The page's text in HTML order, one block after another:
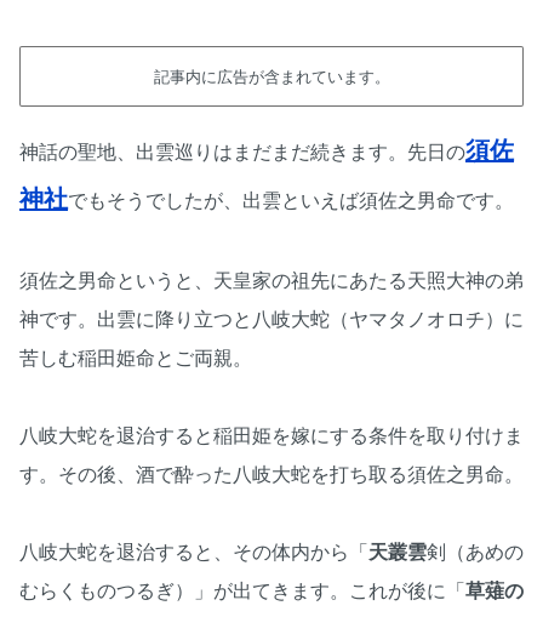
記事内に広告が含まれています。
神話の聖地、出雲巡りはまだまだ続きます。先日の須佐
神社でもそうでしたが、出雲といえば須佐之男命です。
須佐之男命というと、天皇家の祖先にあたる天照大神の弟
神です。出雲に降り立つと八岐大蛇（ヤマタノオロチ）に
苦しむ稲田姫命とご両親。
八岐大蛇を退治すると稲田姫を嫁にする条件を取り付けま
す。その後、酒で酔った八岐大蛇を打ち取る須佐之男命。
八岐大蛇を退治すると、その体内から「 天叢雲剣（あめの
むらくものつるぎ）」が出てきます。これが後に「 草薙の